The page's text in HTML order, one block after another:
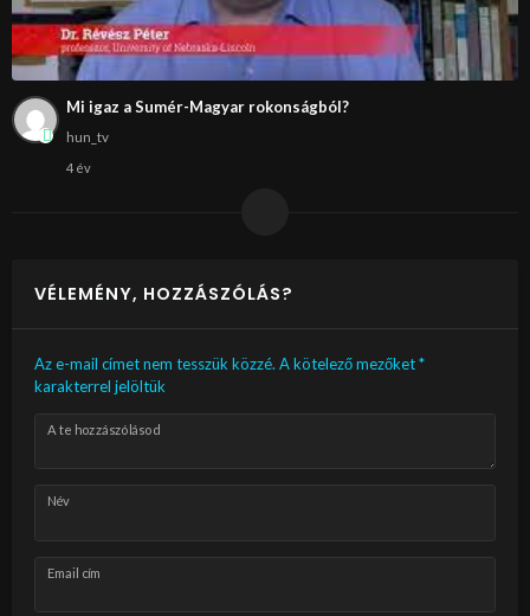
Mi igaz a Sumér-Magyar rokonságból?
hun_tv
4 év
VÉLEMÉNY, HOZZÁSZÓLÁS?
Az e-mail címet nem tesszük közzé. A kötelező mezőket*
karakterrel jelöltük
A te hozzászólásod
Név
Email cím